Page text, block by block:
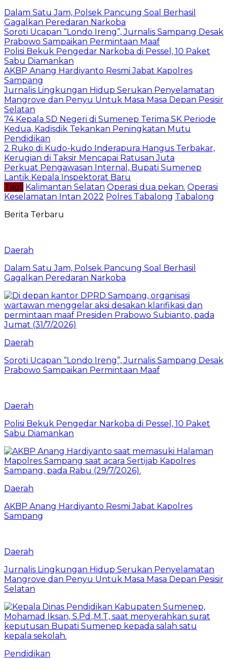
Dalam Satu Jam, Polsek Pancung Soal Berhasil
Gagalkan Peredaran Narkoba
Soroti Ucapan “Londo Ireng”, Jurnalis Sampang Desak
Prabowo Sampaikan Permintaan Maaf
Polisi Bekuk Pengedar Narkoba di Pessel, 10 Paket
Sabu Diamankan
AKBP Anang Hardiyanto Resmi Jabat Kapolres
Sampang
Jurnalis Lingkungan Hidup Serukan Penyelamatan
Mangrove dan Penyu Untuk Masa Masa Depan Pesisir
Selatan
74 Kepala SD Negeri di Sumenep Terima SK Periode
Kedua, Kadisdik Tekankan Peningkatan Mutu
Pendidikan
2 Ruko di Kudo-kudo Inderapura Hangus Terbakar,
Kerugian di Taksir Mencapai Ratusan Juta
Perkuat Pengawasan Internal, Bupati Sumenep
Lantik Kepala Inspektorat Baru
Tag : Kalimantan Selatan Operasi dua pekan. Operasi
Keselamatan Intan 2022 Polres Tabalong Tabalong
Berita Terbaru
Daerah
Dalam Satu Jam, Polsek Pancung Soal Berhasil
Gagalkan Peredaran Narkoba
Daerah
Soroti Ucapan “Londo Ireng”, Jurnalis Sampang Desak
Prabowo Sampaikan Permintaan Maaf
Daerah
Polisi Bekuk Pengedar Narkoba di Pessel, 10 Paket
Sabu Diamankan
Daerah
AKBP Anang Hardiyanto Resmi Jabat Kapolres
Sampang
Daerah
Jurnalis Lingkungan Hidup Serukan Penyelamatan
Mangrove dan Penyu Untuk Masa Masa Depan Pesisir
Selatan
Pendidikan